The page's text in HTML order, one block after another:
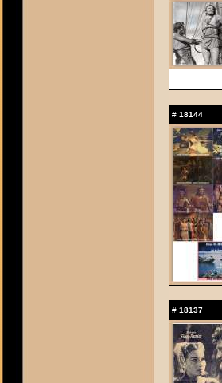
# 18144
# 18137